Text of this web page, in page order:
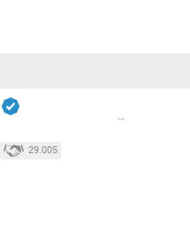
29.005